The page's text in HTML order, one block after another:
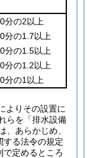
分の2以上
分の1.7以上
分の1.5以上
分の1.2以上
分の1以上
よりその設置に
らを「排水設備
、あらかじめ、
する法令の規定
で定めるところ